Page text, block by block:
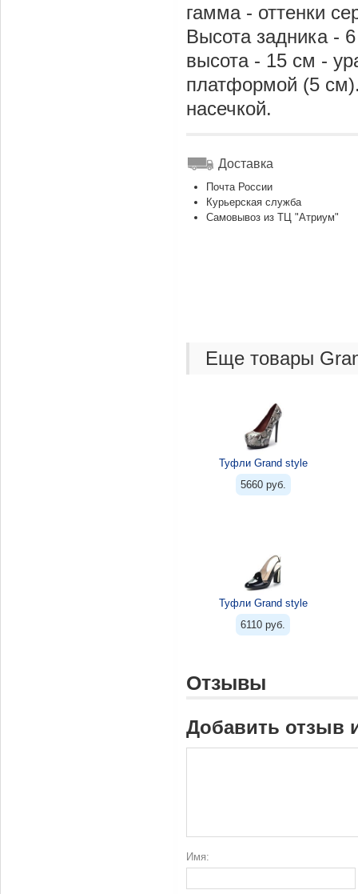
гамма - оттенки
Высота задника -
высота - 15 см -
платформой (5
насечкой.
Доставка
Почта России
Курьерская служба
Самовывоз из ТЦ "Атриум"
Еще товары
Туфли Grand style
5660 руб.
Туфли Grand style
6110 руб.
Отзывы
Добавить отзыв
Имя: